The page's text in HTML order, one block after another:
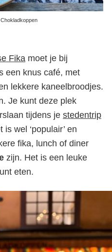
Fika moet je bij
een knus café, met
lekkere kaneelbroodjes.
Je kunt deze plek
tijdens je stedentrip
is wel ‘populair’ en
fika, lunch of diner
zijn. Het is een leuke
eten.